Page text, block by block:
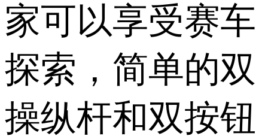
家可以享受赛车
探索，简单的双
操纵杆和双按钮